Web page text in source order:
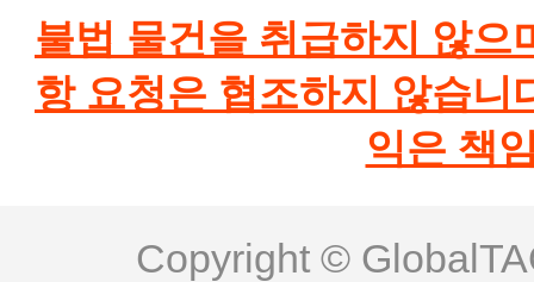
불법 물건을 취급하지 않으
항 요청은 협조하지 않습니
익은 책
Copyright ©